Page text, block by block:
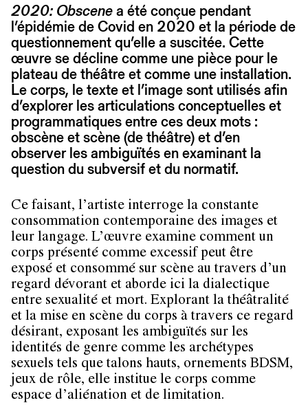
2020: Obscenea été conçue pendant
l’épidémie de Covid en 2020 et la période de
questionnement qu’elle a suscitée. Cette
œuvre se décline comme une pièce pour le
plateau de théâtre et comme une installation.
Le corps, le texte et l’image sont utilisés afin
d’explorer les articulations conceptuelles et
programmatiques entre ces deux mots :
obscène et scène (de théâtre) et d’en
observer les ambiguïtés en examinant la
question du subversif et du normatif.
Ce faisant, l’artiste interroge la constante
consommation contemporaine des images et
leur langage. L’œuvre examine comment un
corps présenté comme excessif peut être
exposé et consommé sur scène au travers d’un
regard dévorant et aborde ici la dialectique
entre sexualité et mort. Explorant la théâtralité
et la mise en scène du corps à travers ce regard
désirant, exposant les ambiguïtés sur les
identités de genre comme les archétypes
sexuels tels que talons hauts, ornements BDSM,
jeux de rôle, elle institue le corps comme
espace d’aliénation et de limitation.